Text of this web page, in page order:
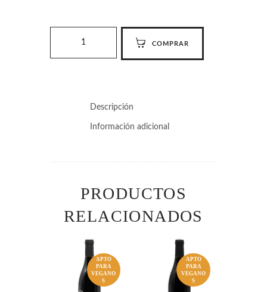
Rosado
COMPRAR
Descripción
Información adicional
PRODUCTOS
RELACIONADOS
APTO
PARA
VEGANO
S
APTO
PARA
VEGANO
S